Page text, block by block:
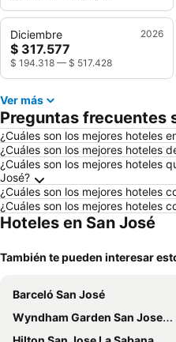
Diciembre 2026
$ 317.577
$ 194.318 — $ 517.428
Ver más
Preguntas frecuentes
¿Cuáles son los mejores hoteles
¿Cuáles son los mejores hoteles
¿Cuáles son los mejores hoteles
José?
¿Cuáles son los mejores hoteles
¿Cuáles son los mejores hoteles
Hoteles en San José
También te pueden interesar
Barceló San José
Wyndham Garden San Jose Escazu